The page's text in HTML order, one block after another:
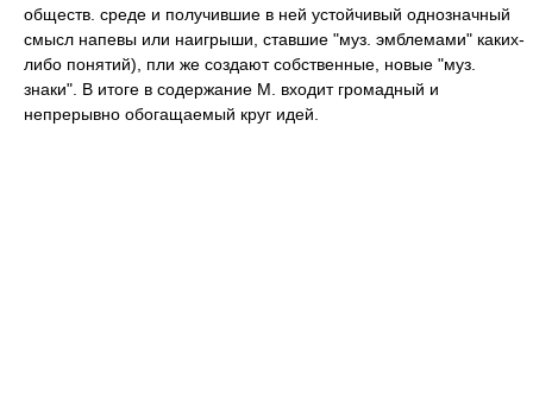
обществ. среде и получившие в ней устойчивый однозначный
смысл напевы или наигрыши, ставшие "муз. эмблемами" каких-
либо понятий), пли же создают собственные, новые "муз.
знаки". В итоге в содержание М. входит громадный и
непрерывно обогащаемый круг идей.